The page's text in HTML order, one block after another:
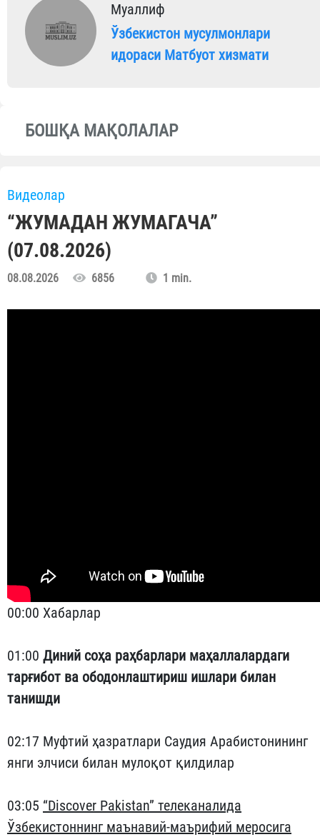
Муаллиф
Ўзбекистон мусулмонлари
идораси Матбуот хизмати
БОШҚА МАҚОЛАЛАР
Видеолар
“ЖУМАДАН ЖУМАГАЧА”
(07.08.2026)
08.08.2026 6856 1 min.
00:00 Хабарлар
01:00 Диний соҳа раҳбарлари маҳаллалардаги
тарғибот ва ободонлаштириш ишлари билан
танишди
02:17 Муфтий ҳазратлари Саудия Арабистонининг
янги элчиси билан мулоқот қилдилар
03:05 “Discover Pakistan” телеканалида
Ўзбекистоннинг маънавий-маърифий меросига